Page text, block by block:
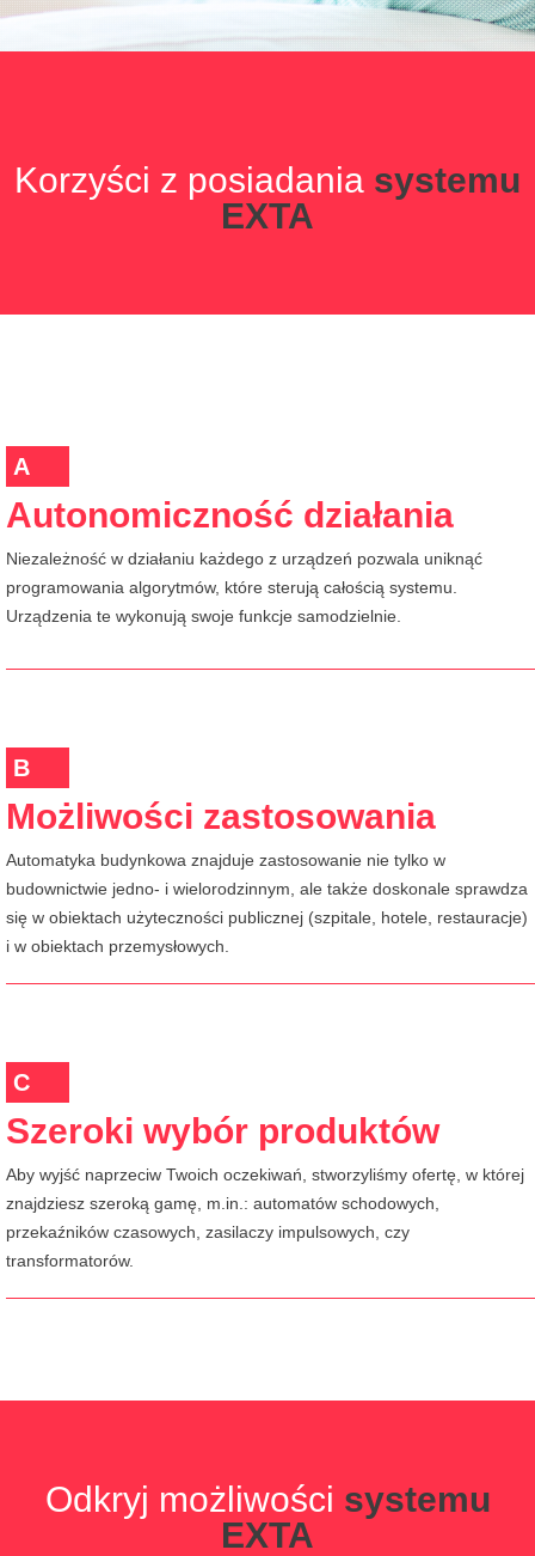
Korzyści z posiadania systemu
EXTA
A
Autonomiczność działania
Niezależność w działaniu każdego z urządzeń pozwala uniknąć
programowania algorytmów, które sterują całością systemu.
Urządzenia te wykonują swoje funkcje samodzielnie.
B
Możliwości zastosowania
Automatyka budynkowa znajduje zastosowanie nie tylko w
budownictwie jedno- i wielorodzinnym, ale także doskonale sprawdza
się w obiektach użyteczności publicznej (szpitale, hotele, restauracje)
i w obiektach przemysłowych.
C
Szeroki wybór produktów
Aby wyjść naprzeciw Twoich oczekiwań, stworzyliśmy ofertę, w której
znajdziesz szeroką gamę, m.in.: automatów schodowych,
przekaźników czasowych, zasilaczy impulsowych, czy
transformatorów.
Odkryj możliwości systemu
EXTA